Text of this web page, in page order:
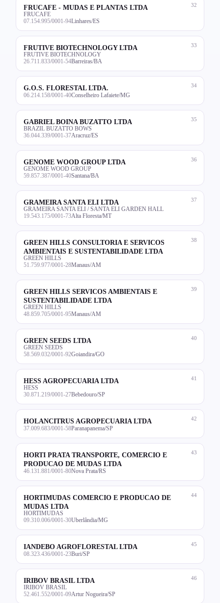
32
FRUCAFE - MUDAS E PLANTAS LTDA
FRUCAFE
07.154.995/0001-94Linhares/ES
33
FRUTIVE BIOTECHNOLOGY LTDA
FRUTIVE BIOTECHNOLOGY
26.711.833/0001-54Barreiras/BA
34
G.O.S. FLORESTAL LTDA.
06.214.158/0001-40Conselheiro Lafaiete/MG
35
GABRIEL BOINA BUZATTO LTDA
BRAZIL BUZATTO BOWS
36.044.339/0001-37Aracruz/ES
36
GENOME WOOD GROUP LTDA
GENOME WOOD GROUP
59.857.387/0001-40Santana/BA
37
GRAMEIRA SANTA ELI LTDA
GRAMEIRA SANTA ELI / SANTA ELI GARDEN HALL
19.543.175/0001-73Alta Floresta/MT
38
GREEN HILLS CONSULTORIA E SERVICOS
AMBIENTAIS E SUSTENTABILIDADE LTDA
GREEN HILLS
51.759.977/0001-28Manaus/AM
39
GREEN HILLS SERVICOS AMBIENTAIS E
SUSTENTABILIDADE LTDA
GREEN HILLS
48.859.705/0001-95Manaus/AM
40
GREEN SEEDS LTDA
GREEN SEEDS
58.569.032/0001-92Goiandira/GO
41
HESS AGROPECUARIA LTDA
HESS
30.871.219/0001-27Bebedouro/SP
42
HOLANCITRUS AGROPECUARIA LTDA
37.009.683/0001-58Paranapanema/SP
43
HORTI PRATA TRANSPORTE, COMERCIO E
PRODUCAO DE MUDAS LTDA
46.131.881/0001-80Nova Prata/RS
44
HORTIMUDAS COMERCIO E PRODUCAO DE
MUDAS LTDA
HORTIMUDAS
09.310.006/0001-30Uberlândia/MG
45
IANDEBO AGROFLORESTAL LTDA
08.323.436/0001-23Buri/SP
46
IRIBOV BRASIL LTDA
IRIBOV BRASIL
52.461.552/0001-09Artur Nogueira/SP